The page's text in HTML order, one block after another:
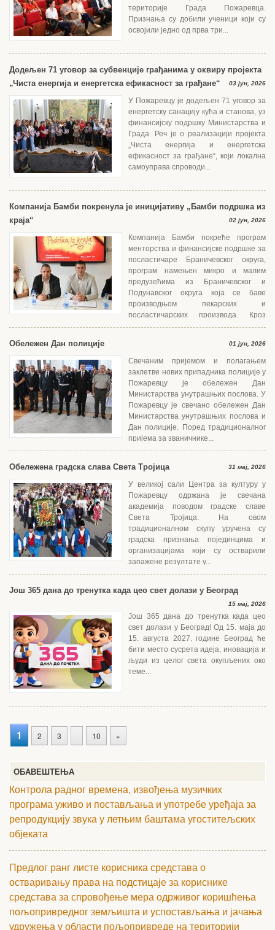
територије Града Пожаревца.
Признања су добили ученици који су
освојили једно од прва три...
Додељен 71 уговор за субвенције грађанима у оквиру пројекта
„Чиста енергија и енергетска ефикасност за грађане“
03 јун, 2026
У Пожаревцу је додељен 71 уговор за
енергетску санацију кућа и станова, уз
финансијску подршку Министарства и
Града. Реч је о реализацији пројекта
„Чиста енергија и енергетска
ефикасност за грађане“, који локална
самоуправа спроводи...
Компанија Бамби покренула је иницијативу „Бамби подршка из
краја“
02 јун, 2026
Компанија Бамби покреће програм
менторства и финансијске подршке за
посластичаре Браничевског округа,
програм намењен микро и малим
предузећима из Браничевског и
Подунавског округа која се баве
производњом пекарских и
посластичарских производа. Кроз
едукацију, менторски...
Обележен Дан полиције 01 јун, 2026
Свечаним пријемом и полагањем
заклетве нових припадника полиције у
Пожаревцу је обележен Дан
Министарства унутрашњих послова. У
Пожаревцу је свечано обележен Дан
Министарства унутрашњих послова и
Дан полиције. Поред традиционалног
пријема за званичнике...
Обележена градска слава Света Тројица 31 мај, 2026
У великој сали Центра за културу у
Пожаревцу одржана је свечана
академија поводом градске славе
Света Тројица. На овом
традиционалном скупу уручена су
градска признања појединцима и
организацијама који су остварили
запажене резултате у...
Још 365 дана до тренутка када цео свет долази у Београд
15 мај, 2026
Још 365 дана до тренутка када цео
свет долази у Београд! Од 15. маја до
15. августа 2027. године Београд ће
бити место сусрета идеја, иновација и
људи из целог света окупљених око
теме...
1 2 3 10 »
ОБАВЕШТЕЊА
Контрола радног времена, извођења музичких
програма уживо и постављања и употребе уређаја за
репродукцију звука у летњим баштама угоститељских
објеката
Предлог ранг листе корисника средстава о
остваривању права на подстицаје за кориснике
средстава за спровођење мера одрживог коришћења
пољопривредног земљишта и успостављања и јачања
удружења у области пољопривреде на територији